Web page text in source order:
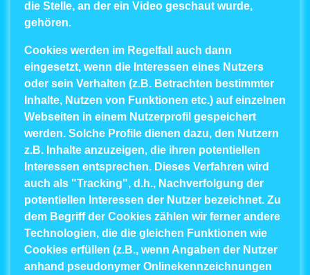
die Stelle, an der ein Video geschaut wurde,
gehören.
Cookies werden im Regelfall auch dann
eingesetzt, wenn die Interessen eines Nutzers
oder sein Verhalten (z.B. Betrachten bestimmter
Inhalte, Nutzen von Funktionen etc.) auf einzelnen
Webseiten in einem Nutzerprofil gespeichert
werden. Solche Profile dienen dazu, den Nutzern
z.B. Inhalte anzuzeigen, die ihren potentiellen
Interessen entsprechen. Dieses Verfahren wird
auch als "Tracking", d.h., Nachverfolgung der
potentiellen Interessen der Nutzer bezeichnet. Zu
dem Begriff der Cookies zählen wir ferner andere
Technologien, die die gleichen Funktionen wie
Cookies erfüllen (z.B., wenn Angaben der Nutzer
anhand pseudonymer Onlinekennzeichnungen